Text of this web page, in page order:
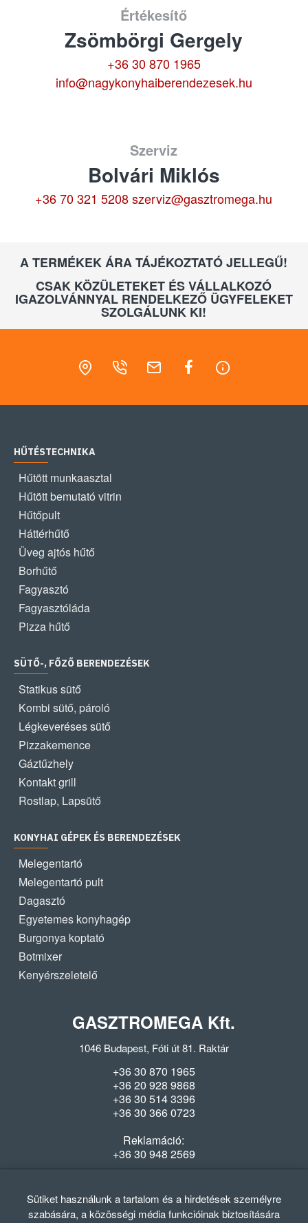
Értékesítő
Zsömbörgi Gergely
+36 30 870 1965
info@nagykonyhaiberendezesek.hu
Szerviz
Bolvári Miklós
+36 70 321 5208 szerviz@gasztromega.hu
A TERMÉKEK ÁRA TÁJÉKOZTATÓ JELLEGŰ!
CSAK KÖZÜLETEKET ÉS VÁLLALKOZÓ
IGAZOLVÁNNYAL RENDELKEZŐ ÜGYFELEKET
SZOLGÁLUNK KI!
HŰTÉSTECHNIKA
Hűtött munkaasztal
Hűtött bemutató vitrin
Hűtőpult
Háttérhűtő
Üveg ajtós hűtő
Borhűtő
Fagyasztó
Fagyasztóláda
Pizza hűtő
SÜTŐ-, FŐZŐ BERENDEZÉSEK
Statikus sütő
Kombi sütő, pároló
Légkeveréses sütő
Pizzakemence
Gáztűzhely
Kontakt grill
Rostlap, Lapsütő
KONYHAI GÉPEK ÉS BERENDEZÉSEK
Melegentartó
Melegentartó pult
Dagasztó
Egyetemes konyhagép
Burgonya koptató
Botmixer
Kenyérszeletelő
GASZTROMEGA Kft.
1046 Budapest, Fóti út 81. Raktár
+36 30 870 1965
+36 20 928 9868
+36 30 514 3396
+36 30 366 0723
Reklamáció:
+36 30 948 2569
+36 70 321 5208
Sütiket használunk a tartalom és a hirdetések személyre
szabására, a közösségi média funkcióinak biztosítására